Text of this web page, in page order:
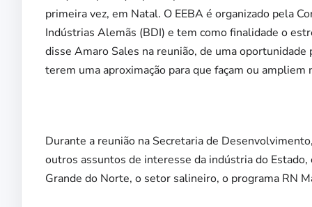
primeira vez, em Natal. O EEBA é organizado pela
Indústrias Alemãs (BDI) e tem como finalidade o
disse Amaro Sales na reunião, de uma
terem uma aproximação para que façam ou ampliem
Durante a reunião na Secretaria de
outros assuntos de interesse da indústria do
Grande do Norte, o setor salineiro, o programa RN